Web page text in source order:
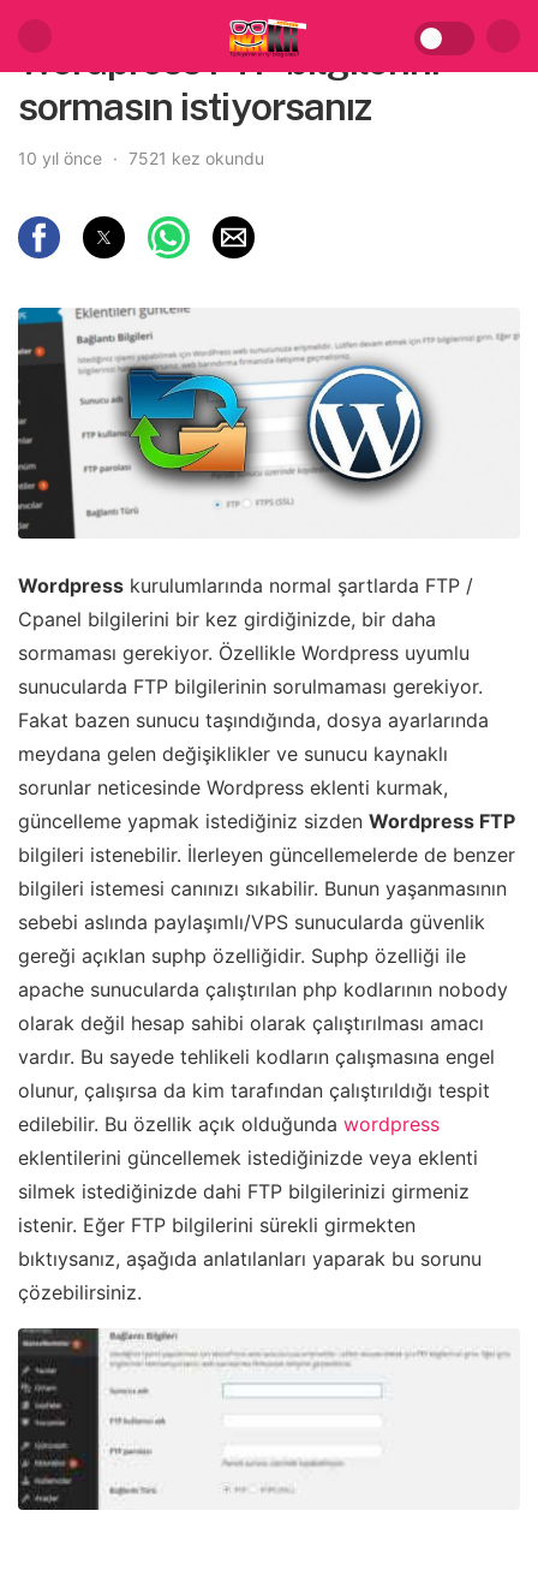
Wordpress FTP bilgilerini
sormasın istiyorsanız
10 yıl önce 7521 kez okundu
Wordpress kurulumlarında normal şartlarda FTP /
Cpanel bilgilerini bir kez girdiğinizde, bir daha
sormaması gerekiyor. Özellikle Wordpress uyumlu
sunucularda FTP bilgilerinin sorulmaması gerekiyor.
Fakat bazen sunucu taşındığında, dosya ayarlarında
meydana gelen değişiklikler ve sunucu kaynaklı
sorunlar neticesinde Wordpress eklenti kurmak,
güncelleme yapmak istediğiniz sizden Wordpress FTP
bilgileri istenebilir. İlerleyen güncellemelerde de benzer
bilgileri istemesi canınızı sıkabilir. Bunun yaşanmasının
sebebi aslında paylaşımlı/VPS sunucularda güvenlik
gereği açıklan suphp özelliğidir. Suphp özelliği ile
apache sunucularda çalıştırılan php kodlarının nobody
olarak değil hesap sahibi olarak çalıştırılması amacı
vardır. Bu sayede tehlikeli kodların çalışmasına engel
olunur, çalışırsa da kim tarafından çalıştırıldığı tespit
edilebilir. Bu özellik açık olduğunda wordpress
eklentilerini güncellemek istediğinizde veya eklenti
silmek istediğinizde dahi FTP bilgilerinizi girmeniz
istenir. Eğer FTP bilgilerini sürekli girmekten
bıktıysanız, aşağıda anlatılanları yaparak bu sorunu
çözebilirsiniz.